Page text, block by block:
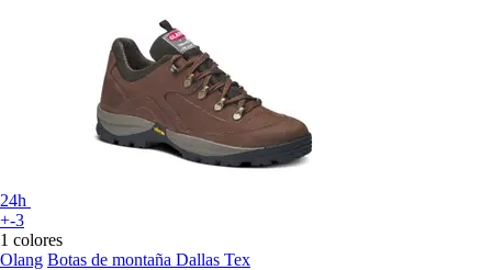
24h
+-3
1 colores
Olang Botas de montaña Dallas Tex